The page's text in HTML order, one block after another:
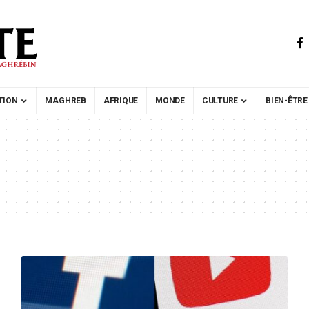
MAGHREB AFRIQUE MONDE CULTURE BIEN-ÊTRE